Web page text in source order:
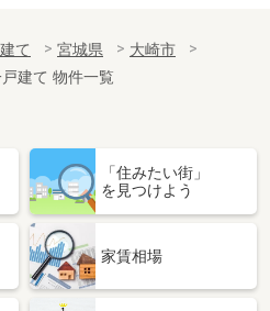
て 宮城県
大崎市
建て 物件一覧
「住みたい街」
を見つけよう
家賃相場